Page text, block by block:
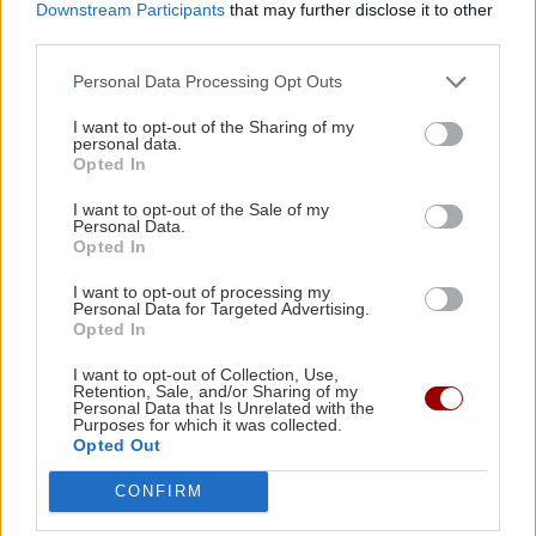
Downstream Participants that may further disclose it to other
Personal Data Processing Opt Outs
I want to opt-out of the Sharing of my
personal data.
Opted In
I want to opt-out of the Sale of my
Personal Data.
Opted In
I want to opt-out of processing my
Personal Data for Targeted Advertising.
Opted In
I want to opt-out of Collection, Use,
Retention, Sale, and/or Sharing of my
Personal Data that Is Unrelated with the
Purposes for which it was collected.
Opted Out
CONFIRM
Κωνσταντία Δημογλίδου: Προήχθη σε
Αστυνόμο Α'
16:09
ΕΛΛΑΔΑ
Υπουργείο Υγείας: Επείγουσα προειδοποίηση
2025
16:00
GOSSIP - LIFESTYLE
Καινούργιου: Η νέα φωτογραφία της κόρης της
ΕΛΛΑΔΑ
Σε 57χρονη γυναίκα ανήκει η σορός στον
Λυκαβηττό, από πτώση ο θάνατος
ΠΕΡΙΣΣΟΤΕΡΑ
ΚΡΗΤΗ